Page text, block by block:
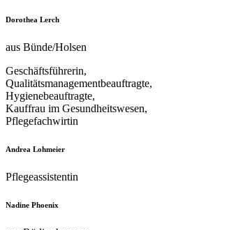
Dorothea Lerch
aus Bünde/Holsen
Geschäftsführerin,
Qualitätsmanagementbeauftragte,
Hygienebeauftragte,
Kauffrau im Gesundheitswesen,
Pflegefachwirtin
Andrea Lohmeier
Pflegeassistentin
Nadine Phoenix